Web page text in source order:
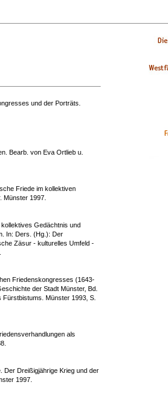
und der Porträts.
Bearb. von Eva Ortlieb u.
Friede im kollektiven
Münster 1997.
Gedächtnis und
In: Ders. (Hg.): Der
Zäsur - kulturelles Umfeld -
Friedenskongresses (1643-
der Stadt Münster, Bd.
Fürstbistums. Münster 1993, S.
als
Der Dreißigjährige Krieg und der
1997.